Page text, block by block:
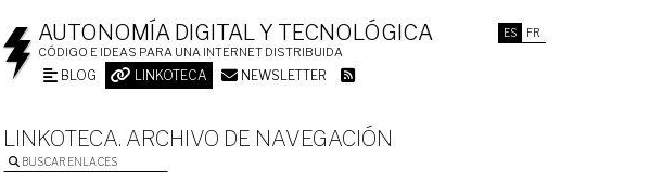
ES FR
AUTONOMÍA DIGITAL Y TECNOLÓGICA
CÓDIGO E IDEAS PARA UNA INTERNET DISTRIBUIDA
BLOG LINKOTECA NEWSLETTER
LINKOTECA. ARCHIVO DE NAVEGACIÓN
BUSCAR ENLACES